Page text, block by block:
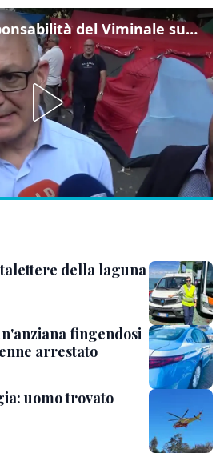
Gualtieri: "Responsabilità del Viminale su Spin Time? La posizione dei partiti è nota"
della laguna
fingendosi
arrestato
uomo trovato